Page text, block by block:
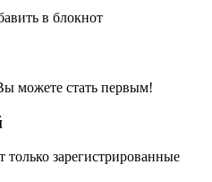
в блокнот
можете стать первым!
зарегистрированные